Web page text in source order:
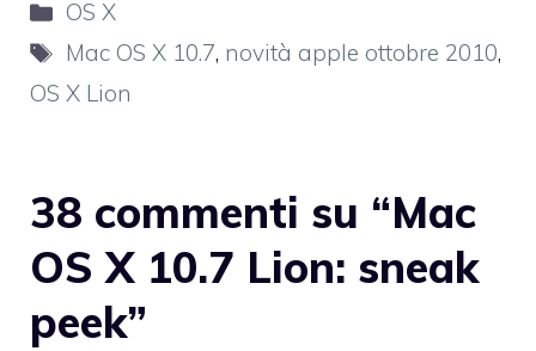
Categorie
OS X
Tag
Mac OS X 10.7, novità apple ottobre 2010,
OS X Lion
38 commenti su “Mac
OS X 10.7 Lion: sneak
peek”